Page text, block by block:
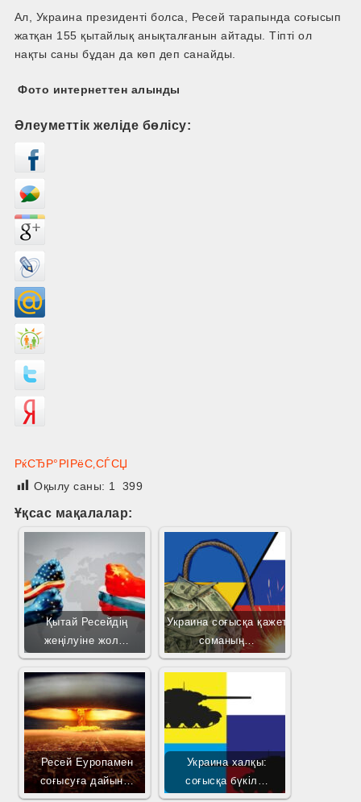
Ал, Украина президенті болса, Ресей тарапында соғысып
жатқан 155 қытайлық анықталғанын айтады. Тіпті ол
нақты саны бұдан да көп деп санайды.
Фото интернеттен алынды
Әлеуметтік желіде бөлісу:
РќСЂР°РІРёС‚СЃСЏ
Оқылу саны: 1 399
Ұқсас мақалалар:
Қытай Ресейдің
жеңілуіне жол…
Украина соғысқа қажет
соманың…
Ресей Еуропамен
соғысуға дайын…
Украина халқы:
соғысқа бүкіл…